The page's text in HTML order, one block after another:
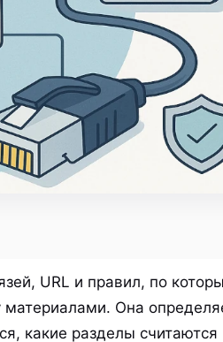
URL и правил, по
Она
какие разделы считаются